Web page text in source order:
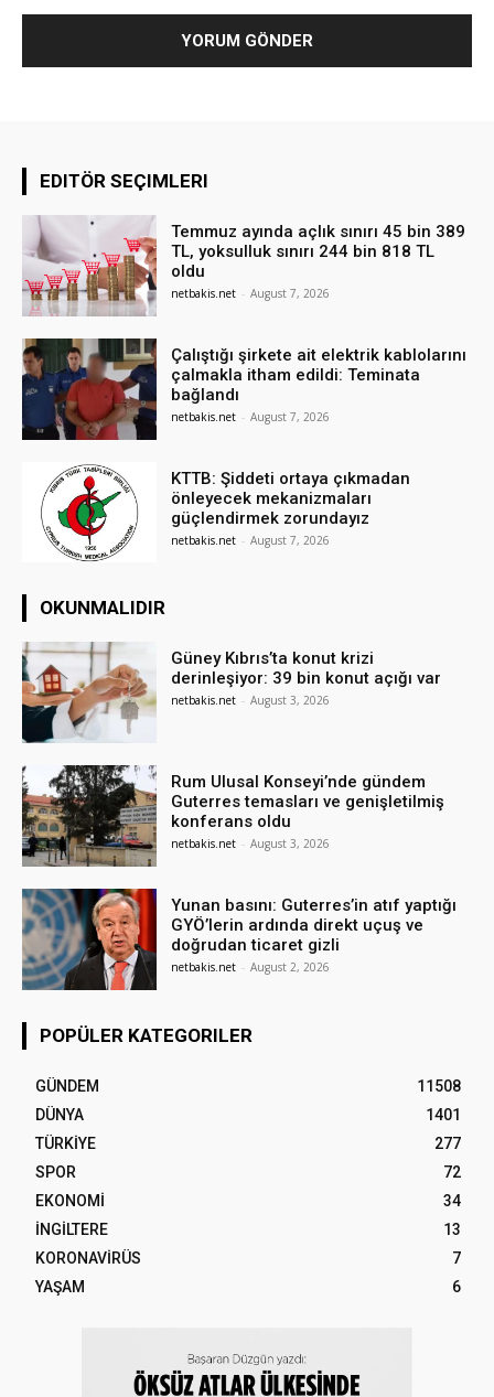
EDITÖR SEÇIMLERI
Temmuz ayında açlık sınırı 45 bin 389
TL, yoksulluk sınırı 244 bin 818 TL
oldu
netbakis.net - August 7, 2026
Çalıştığı şirkete ait elektrik kablolarını
çalmakla itham edildi: Teminata
bağlandı
netbakis.net - August 7, 2026
KTTB: Şiddeti ortaya çıkmadan
önleyecek mekanizmaları
güçlendirmek zorundayız
netbakis.net - August 7, 2026
OKUNMALIDIR
Güney Kıbrıs’ta konut krizi
derinleşiyor: 39 bin konut açığı var
netbakis.net - August 3, 2026
Rum Ulusal Konseyi’nde gündem
Guterres temasları ve genişletilmiş
konferans oldu
netbakis.net - August 3, 2026
Yunan basını: Guterres’in atıf yaptığı
GYÖ’lerin ardında direkt uçuş ve
doğrudan ticaret gizli
netbakis.net - August 2, 2026
POPÜLER KATEGORILER
GÜNDEM
11508
DÜNYA
1401
TÜRKİYE
277
SPOR
72
EKONOMİ
34
İNGİLTERE
13
KORONAVİRÜS
7
YAŞAM
6